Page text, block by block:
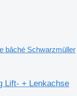
bâché Schwarzmüller
Lift- + Lenkachse